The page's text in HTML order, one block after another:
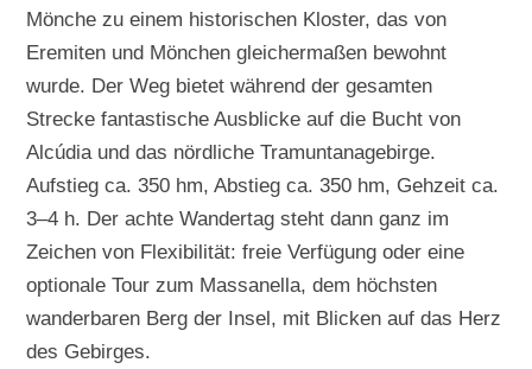
Mönche zu einem historischen Kloster, das von
Eremiten und Mönchen gleichermaßen bewohnt
wurde. Der Weg bietet während der gesamten
Strecke fantastische Ausblicke auf die Bucht von
Alcúdia und das nördliche Tramuntanagebirge.
Aufstieg ca. 350 hm, Abstieg ca. 350 hm, Gehzeit ca.
3–4 h. Der achte Wandertag steht dann ganz im
Zeichen von Flexibilität: freie Verfügung oder eine
optionale Tour zum Massanella, dem höchsten
wanderbaren Berg der Insel, mit Blicken auf das Herz
des Gebirges.